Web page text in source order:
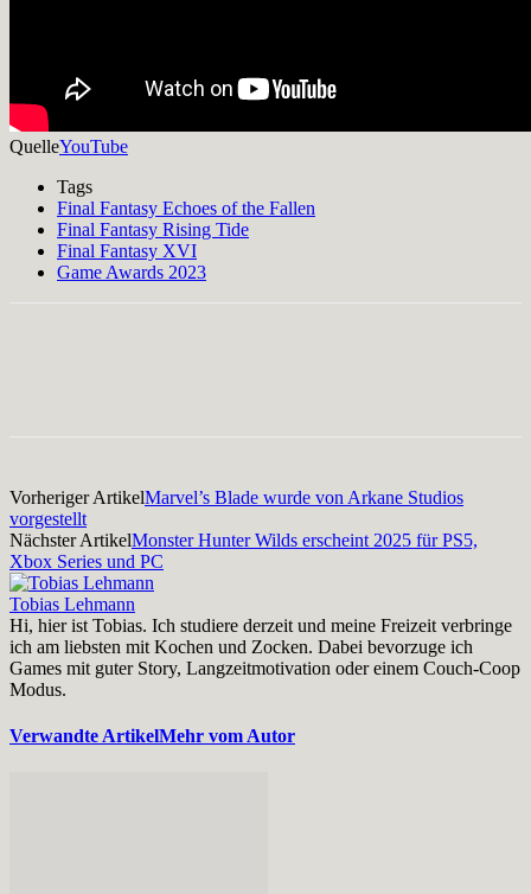
QuelleYouTube
Tags
Final Fantasy Echoes of the Fallen
Final Fantasy Rising Tide
Final Fantasy XVI
Game Awards 2023
Vorheriger ArtikelMarvel’s Blade wurde von Arkane Studios
vorgestellt
Nächster ArtikelMonster Hunter Wilds erscheint 2025 für PS5,
Xbox Series und PC
Tobias Lehmann
Hi, hier ist Tobias. Ich studiere derzeit und meine Freizeit verbringe
ich am liebsten mit Kochen und Zocken. Dabei bevorzuge ich
Games mit guter Story, Langzeitmotivation oder einem Couch-Coop
Modus.
Verwandte ArtikelMehr vom Autor